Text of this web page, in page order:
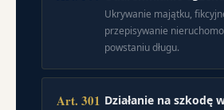
Ukrywanie majątku,
przepisywanie
powstaniu długu.
Art. 301 Działanie na szkodę